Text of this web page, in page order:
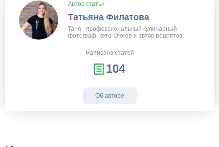
Автор статьи
Татьяна Филатова
Таня - профессиональный кулинарный
фотограф, кето-блогер и автор рецептов.
Написано статей
104
Об авторе